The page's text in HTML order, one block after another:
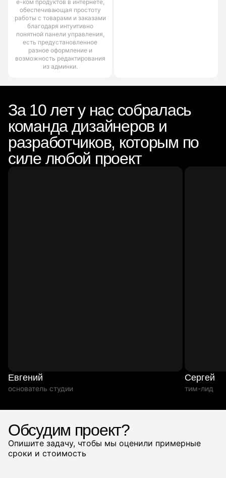
е-ком продуктов в интернете,
обеспечивающая простоту
работы с товарами и заказами
благодаря интуитивно
понятной панели управления,
есть предустановленное
разное оформление и
возможность редактирования
из админки.
За 10 лет у нас собралась
команда дизайнеров и
разработчиков, которым по
силе любой проект
Евгений
основатель студии
Сергей
тим-лид
Обсудим проект?
Опишите задачу, чтобы мы оценили примерные
сроки и стоимость